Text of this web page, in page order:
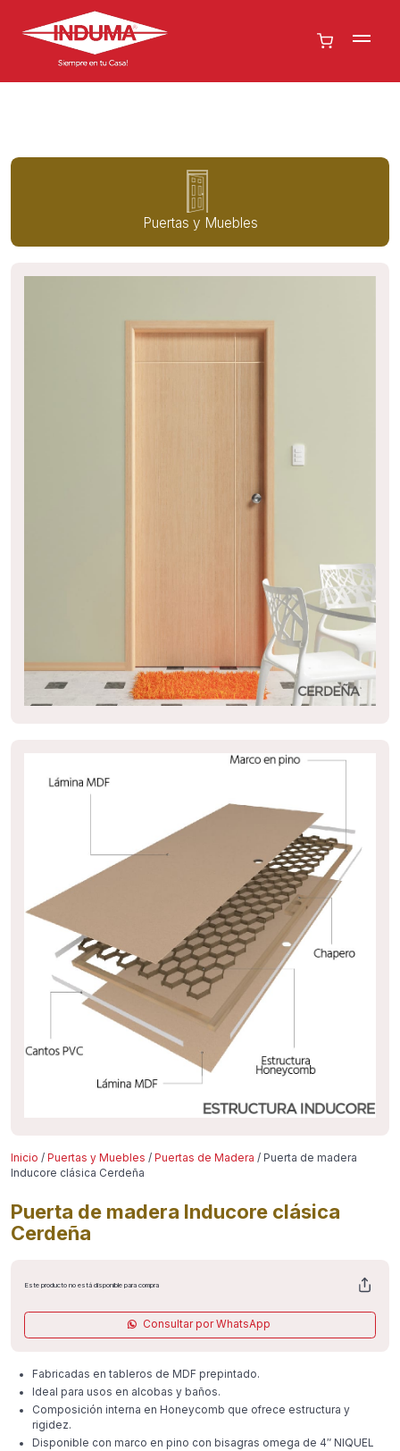
Puertas y Muebles
Inicio / Puertas y Muebles / Puertas de Madera / Puerta de madera
Inducore clásica Cerdeña
Puerta de madera Inducore clásica
Cerdeña
Este producto no está disponible para compra
Consultar por WhatsApp
Fabricadas en tableros de MDF prepintado.
Ideal para usos en alcobas y baños.
Composición interna en Honeycomb que ofrece estructura y
rigidez.
Disponible con marco en pino con bisagras omega de 4″ NIQUEL